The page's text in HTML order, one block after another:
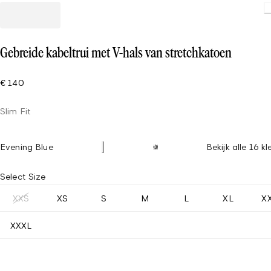
Gebreide kabeltrui met V-hals van stretchkatoen
€ 140
Slim Fit
Evening Blue Bekijk alle 16
Select Size
XXS XS S M L XL
XXXL